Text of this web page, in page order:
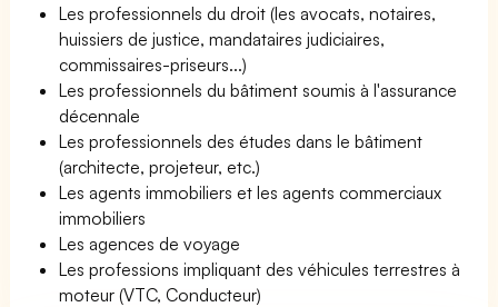
Les professionnels du droit (les avocats, notaires,
huissiers de justice, mandataires judiciaires,
commissaires-priseurs...)
Les professionnels du bâtiment soumis à l'assurance
décennale
Les professionnels des études dans le bâtiment
(architecte, projeteur, etc.)
Les agents immobiliers et les agents commerciaux
immobiliers
Les agences de voyage
Les professions impliquant des véhicules terrestres à
moteur (VTC, Conducteur)